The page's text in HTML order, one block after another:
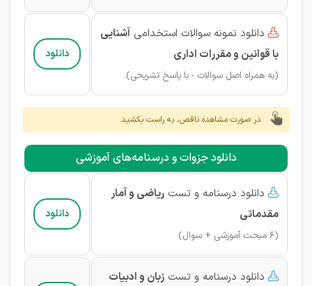
 دانلود نمونه سوالات استخدامی آشنایی
با قوانین و مقررات اداری
(به همراه اصل سوالات - با پاسخ تشریحی)
دانلود
در صورت مشاهده ناقص، به راست بکشید
دانلود جزوات و درسنامه‌های آموزشی
 دانلود درسنامه و تست ریاضی و آمار
مقدماتی
(6 مبحث آموزشی + سوال)
دانلود
 دانلود درسنامه و تست زبان و ادبیات